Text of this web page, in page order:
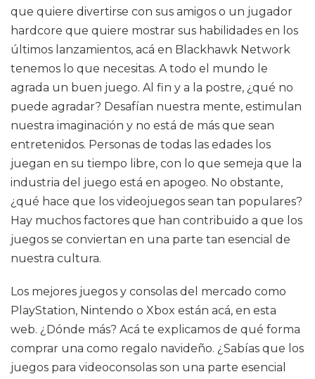
que quiere divertirse con sus amigos o un jugador
hardcore que quiere mostrar sus habilidades en los
últimos lanzamientos, acá en Blackhawk Network
tenemos lo que necesitas. A todo el mundo le
agrada un buen juego. Al fin y a la postre, ¿qué no
puede agradar? Desafían nuestra mente, estimulan
nuestra imaginación y no está de más que sean
entretenidos. Personas de todas las edades los
juegan en su tiempo libre, con lo que semeja que la
industria del juego está en apogeo. No obstante,
¿qué hace que los videojuegos sean tan populares?
Hay muchos factores que han contribuido a que los
juegos se conviertan en una parte tan esencial de
nuestra cultura.
Los mejores juegos y consolas del mercado como
PlayStation, Nintendo o Xbox están acá, en esta
web. ¿Dónde más? Acá te explicamos de qué forma
comprar una como regalo navideño. ¿Sabías que los
juegos para videoconsolas son una parte esencial